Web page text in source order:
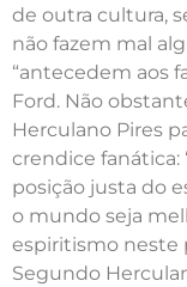
de outra cultura,
não fazem mal
“antecedem aos
Ford. Não
Herculano Pires
crendice fanática:
posição justa do
o mundo seja
espiritismo neste
Segundo